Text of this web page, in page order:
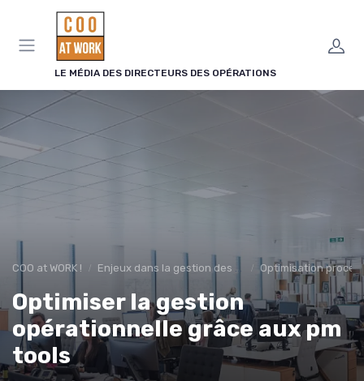
LE MÉDIA DES DIRECTEURS DES OPÉRATIONS
COO at WORK ! Enjeux dans la gestion des opérations Optimisation
Optimiser la gestion
opérationnelle grâce aux pm
tools
Panneau de gestion des cookies